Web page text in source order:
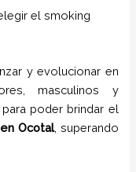
el smoking
y evolucionar en
masculinos y
poder brindar el
Ocotal, superando